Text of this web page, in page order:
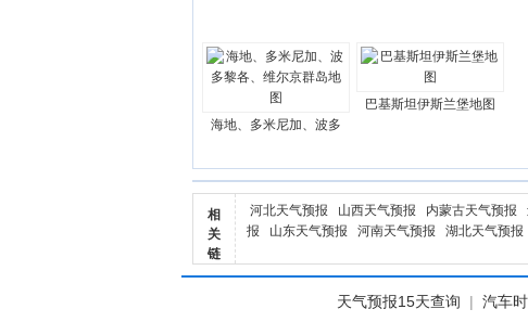
海地、多米尼加、波多
巴基斯坦伊斯兰堡地图
相
关
链
河北天气预报 山西天气预报 内蒙古天气预报
报
山东天气预报 河南天气预报 湖北天气预报
天气预报15天查询 | 汽车